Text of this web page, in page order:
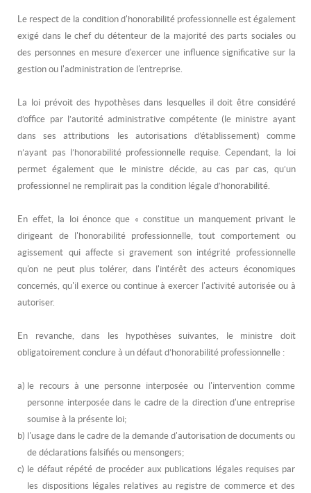
Le respect de la condition d'honorabilité professionnelle est également
exigé dans le chef du détenteur de la majorité des parts sociales ou
des personnes en mesure d'exercer une influence significative sur la
gestion ou l'administration de l'entreprise.
La loi prévoit des hypothèses dans lesquelles il doit être considéré
d’office par l’autorité administrative compétente (le ministre ayant
dans ses attributions les autorisations d’établissement) comme
n’ayant pas l’honorabilité professionnelle requise. Cependant, la loi
permet également que le ministre décide, au cas par cas, qu’un
professionnel ne remplirait pas la condition légale d’honorabilité.
En effet, la loi énonce que «constitue un manquement privant le
dirigeant de l'honorabilité professionnelle, tout comportement ou
agissement qui affecte si gravement son intégrité professionnelle
qu'on ne peut plus tolérer, dans l'intérêt des acteurs économiques
concernés, qu'il exerce ou continue à exercer l'activité autorisée ou à
autoriser.
En revanche, dans les hypothèses suivantes, le ministre doit
obligatoirement conclure à un défaut d’honorabilité professionnelle :
a) le recours à une personne interposée ou l'intervention comme
personne interposée dans le cadre de la direction d'une entreprise
soumise à la présente loi;
b) l'usage dans le cadre de la demande d'autorisation de documents ou
de déclarations falsifiés ou mensongers;
c) le défaut répété de procéder aux publications légales requises par
les dispositions légales relatives au registre de commerce et des